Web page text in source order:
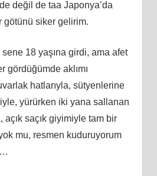
değil de taa Japonya’da
götünü siker gelirim.
sene 18 yaşına girdi, ama afet
aklımı
hatlarıyla, sütyenlerine
yürürken iki yana sallanan
açık saçık giyimiyle tam bir
mu, resmen kuduruyorum